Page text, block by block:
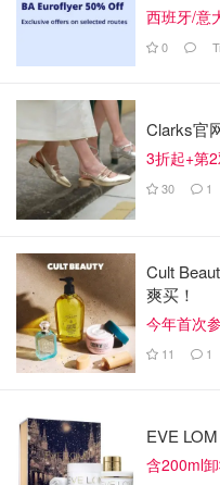
西班牙/意
0
Clarks官
3折起+第
30 1
Cult
爽买！
今年首次
11 1
EVE
含200ml